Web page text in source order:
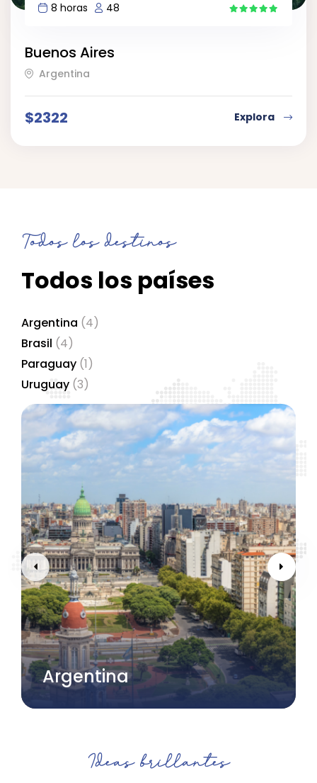
8 horas
48
Buenos Aires
Argentina
$2322 Explora
Todos los destinos
Todos los países
Argentina (4)
Brasil (4)
Paraguay (1)
Uruguay (3)
Argentina
Ideas brillantes